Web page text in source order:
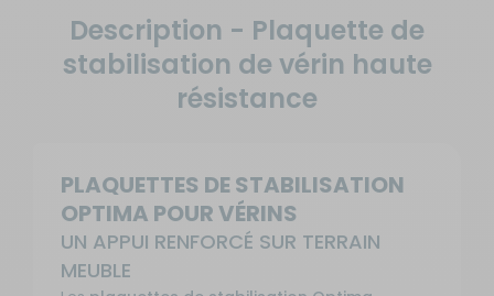
Description - Plaquette de
stabilisation de vérin haute
résistance
PLAQUETTES DE STABILISATION
OPTIMA POUR VÉRINS
UN APPUI RENFORCÉ SUR TERRAIN
MEUBLE